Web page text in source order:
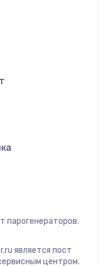
парогенераторов.
является пост
центром.